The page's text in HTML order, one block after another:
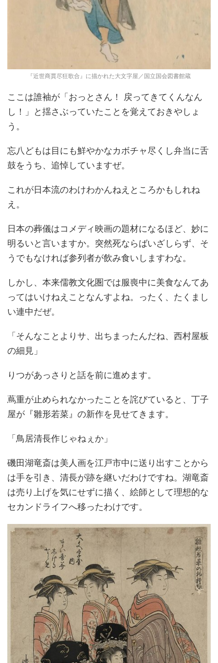
『近世商賈尽狂歌合』に描かれた大文字屋／国立国会図書館蔵
ここは誰袖が「おっとさん！ 戻ってきてくんなん
し！」と揺さぶっていたことを覚えておきやしょ
う。
忘八どもは目にも鮮やかなカボチャ尽くし弁当に舌
鼓をうち、追悼していますぜ。
これが日本流のわけわかんねえところかもしれね
え。
日本の葬儀はコメディ映画の題材になるほど、妙に
明るいと言いますか。突然死ならばいざしらず、そ
うでもなければ参列者が飲み食いしますわな。
しかし、本来儒教文化圏では服喪中に美食なんてあ
ってはいけねえことなんすよね。ったく、たくまし
い連中だぜ。
「そんなことよりサ、出ちまったんだね、西村屋板
の細見」
りつがあっさりと話を前に進めます。
蔦重が止められなかったことを詫びていると、丁子
屋が『雛形若菜』の新作を見せてきます。
「鳥居清長作じゃねぇか」
磯田湖竜斎は美人画を江戸市中に送り出すことから
は手を引き、清長が跡を継いだわけですね。湖竜斎
は売り上げを気にせずに描く、絵師として理想的な
セカンドライフへ移ったわけです。